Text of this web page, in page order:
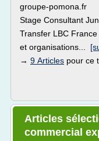
groupe-pomona.fr
Stage Consultant
Transfer LBC France
et organisations...
→ 9 Articles pour ce
Articles
commercial